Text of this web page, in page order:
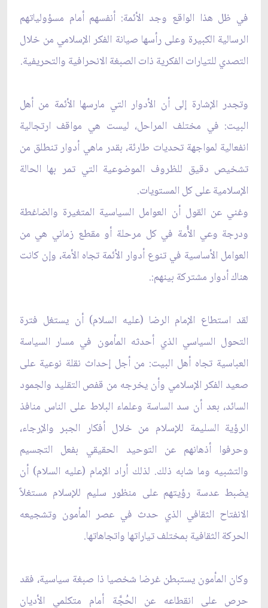
في ظل هذا الواقع وجد الأئمة: أنفسهم أمام مسؤولياتهم
الرسالية الكبيرة وعلى رأسها صيانة الفكر الإسلامي من خلال
التصدي للتيارات الفكرية ذات الصبغة الانحرافية والتحريفية.
وتجدر الإشارة إلى أن الأدوار التي مارسها الأئمة من أهل
البيت: في مختلف المراحل، ليست هي مواقف ارتجالية
انفعالية لمواجهة تحديات طارئة، بقدر ماهي أدوار تنطلق من
تشخيص دقيق للظروف الموضوعية التي تمر بها الحالة
الإسلامية على كل المستويات.
وغني عن القول أن العوامل السياسية المتغيرة والضاغطة
ودرجة وعي الأُمة في كل مرحلة أو مقطع زماني هي من
العوامل الأساسية في تنوع أدوار الأئمة تجاه الأمة، وإن كانت
هناك أدوار مشتركة بينهم:.
لقد استطاع الإمام الرضا (عليه السلام) أن يستغل فترة
التحول السياسي الذي أحدثه المأمون في مسار السياسة
العباسية تجاه أهل البيت: من أجل إحداث نقلة نوعية على
صعيد الفكر الإسلامي وأن يخرجه من قفص التقليد والجمود
السائد، بعد أن سد الساسة وعلماء البلاط على الناس منافذ
الرؤية السليمة للإسلام من خلال أفكار الجبر والإرجاء،
وحرفوا أذهانهم عن التوحيد الحقيقي بفعل التجسيم
والتشبيه وما شابه ذلك. لذلك أراد الإمام (عليه السلام) أن
يضبط عدسة رؤيتهم على منظور سليم للإسلام مستغلاً
الانفتاح الثقافي الذي حدث في عصر المأمون وتشجيعه
الحركة الثقافية بمختلف تياراتها واتجاهاتها.
وكان المأمون يستبطن غرضا شخصيا ذا صبغة سياسية، فقد
حرص على انقطاعه عن الحُجَّة أمام متكلمي الأديان